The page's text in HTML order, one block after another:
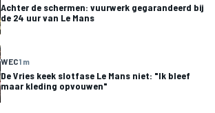
Achter de schermen: vuurwerk gegarandeerd bij
de 24 uur van Le Mans
WEC1 m
De Vries keek slotfase Le Mans niet: "Ik bleef
maar kleding opvouwen"